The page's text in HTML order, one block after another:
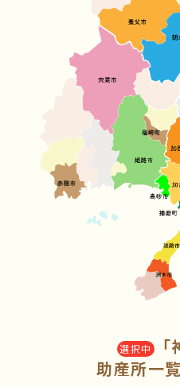
選択中 「
助産所一